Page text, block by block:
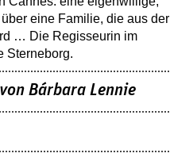
eine ­Familie, die aus der
… Die Regisseurin im
Sterneborg.
Bárbara Lennie